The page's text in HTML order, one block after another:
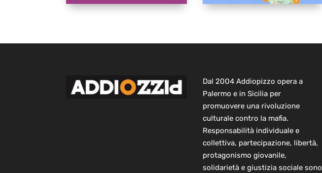
Dal 2004 Addiopizzo opera a
Palermo e in Sicilia per
promuovere una rivoluzione
culturale contro la mafia.
Responsabilità individuale e
collettiva, partecipazione, libertà,
protagonismo giovanile,
solidarietà e giustizia sociale sono